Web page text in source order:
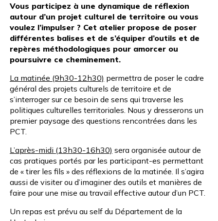
Vous participez à une dynamique de réflexion
autour d’un projet culturel de territoire ou vous
voulez l’impulser ? Cet atelier propose de poser
différentes balises et de s’équiper d’outils et de
repères méthodologiques pour amorcer ou
poursuivre ce cheminement.
La matinée (9h30-12h30) permettra de poser le cadre
général des projets culturels de territoire et de
s’interroger sur ce besoin de sens qui traverse les
politiques culturelles territoriales. Nous y dresserons un
premier paysage des questions rencontrées dans les
PCT.
L’après-midi (13h30-16h30) sera organisée autour de
cas pratiques portés par les participant-es permettant
de « tirer les fils » des réflexions de la matinée. Il s’agira
aussi de visiter ou d’imaginer des outils et manières de
faire pour une mise au travail effective autour d’un PCT.
Un repas est prévu au self du Département de la